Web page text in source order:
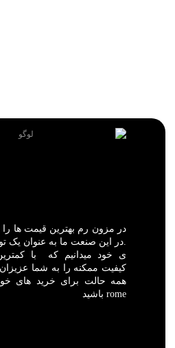
در مزون رم بهترین قیمت ها را
.در این صنعت ما به عنوان یک
ی خود میدانیم که با
کیفیت ممکنه را به شما عزیزان
rome باشید